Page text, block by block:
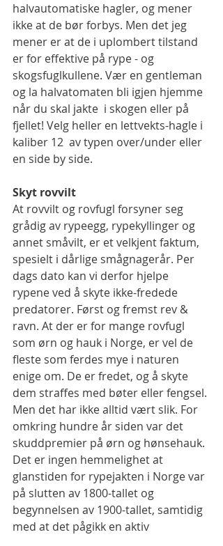
halvautomatiske hagler, og mener
ikke at de bør forbys. Men det jeg
mener er at de i uplombert tilstand
er for effektive på rype - og
skogsfuglkullene. Vær en gentleman
og la halvatomaten bli igjen hjemme
når du skal jakte  i skogen eller på
fjellet! Velg heller en lettvekts-hagle i
kaliber 12  av typen over/under eller
en side by side.
Skyt rovvilt
At rovvilt og rovfugl forsyner seg
grådig av rypeegg, rypekyllinger og
annet småvilt, er et velkjent faktum,
spesielt i dårlige smågnagerår. Per
dags dato kan vi derfor hjelpe
rypene ved å skyte ikke-fredede
predatorer. Først og fremst rev &
ravn. At der er for mange rovfugl
som ørn og hauk i Norge, er vel de
fleste som ferdes mye i naturen
enige om. De er fredet, og å skyte
dem straffes med bøter eller fengsel.
Men det har ikke alltid vært slik. For
omkring hundre år siden var det
skuddpremier på ørn og hønsehauk.
Det er ingen hemmelighet at
glanstiden for rypejakten i Norge var
på slutten av 1800-tallet og
begynnelsen av 1900-tallet, samtidig
med at det pågikk en aktiv